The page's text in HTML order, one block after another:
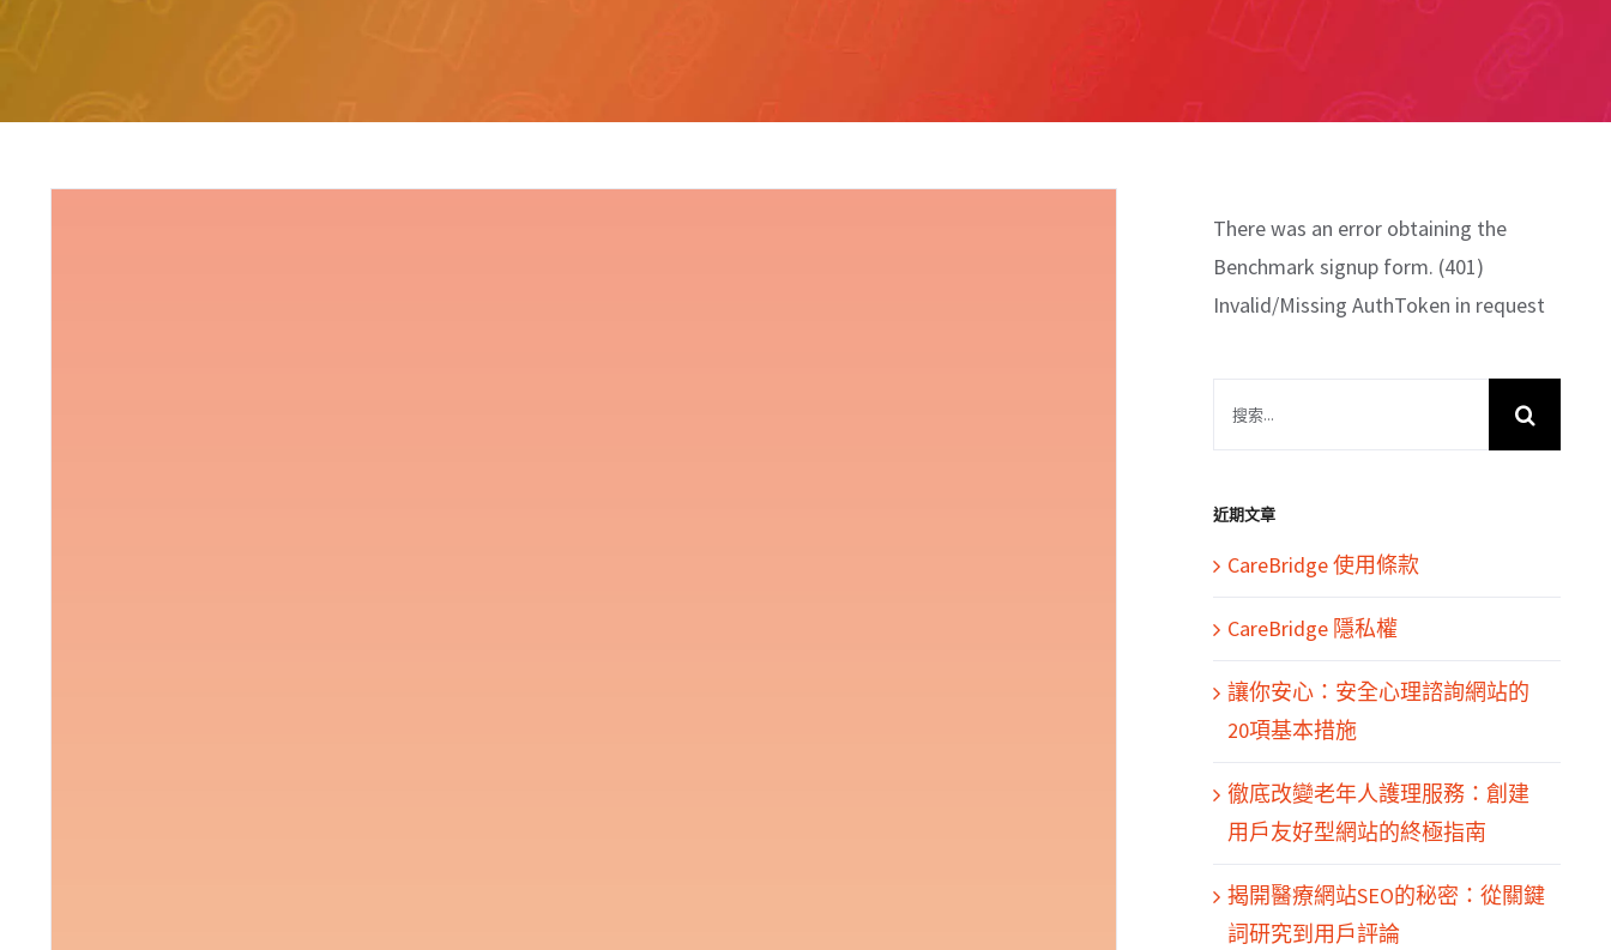
There was an error obtaining the
Benchmark signup form. (401)
Invalid/Missing AuthToken in request
果：
近期文章
CareBridge 使用條款
CareBridge 隱私權
讓你安心：安全心理諮詢網站的
20項基本措施
徹底改變老年人護理服務：創建
用戶友好型網站的終極指南
揭開醫療網站SEO的秘密：從關鍵
詞研究到用戶評論